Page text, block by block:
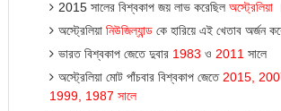
2015 সালের বিশ্বকাপ জয়লাভ করেছিল অস্ট্রেলিয়া
অস্ট্রেলিয়া নিউজিল্যান্ডকে হারিয়ে এই খেতাব অর্জন
ভারত বিশ্বকাপ জেতে দুবার 1983 ও 2011 সালে
অস্ট্রেলিয়া মোট পাঁচবার বিশ্বকাপ জেতে 2015,
1999, 1987 সালে